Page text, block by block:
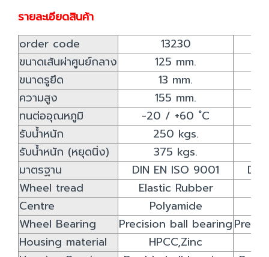
รายละเอียดสินค้า
order code
13230
ขนาดเส้นผ่าศูนย์กลาง
125 mm.
ขนาดรูยึด
13 mm.
ความสูง
155 mm.
ทนต่ออุณหภูมิ
-20 / +60 ํC
รับน้ำหนัก
250 kgs.
รับน้ำหนัก (หยุดนิ่ง)
375 kgs.
มาตรฐาน
DIN EN ISO 9001
Wheel tread
Elastic Rubber
Centre
Polyamide
Wheel Bearing
Precision ball bearing
Housing material
HPCC,Zinc